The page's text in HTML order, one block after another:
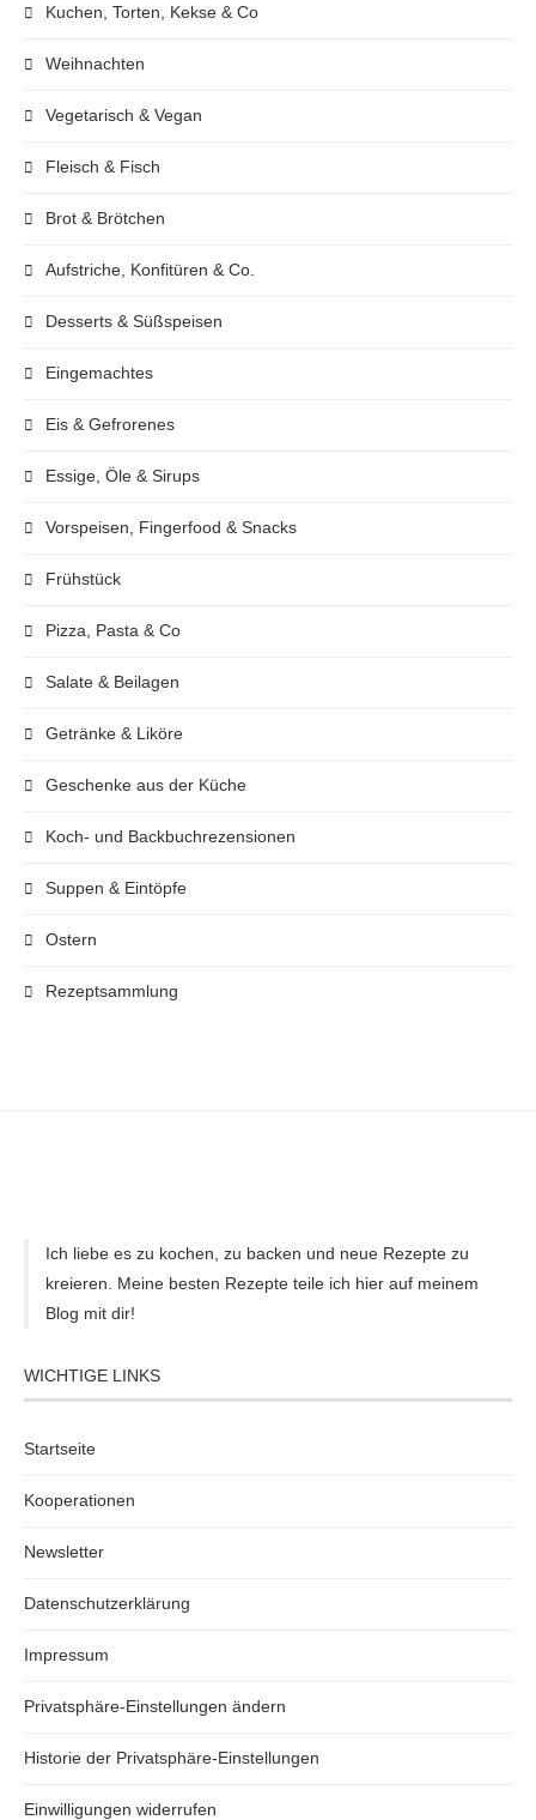
Kuchen, Torten, Kekse & Co
Weihnachten
Vegetarisch & Vegan
Fleisch & Fisch
Brot & Brötchen
Aufstriche, Konfitüren & Co.
Desserts & Süßspeisen
Eingemachtes
Eis & Gefrorenes
Essige, Öle & Sirups
Vorspeisen, Fingerfood & Snacks
Frühstück
Pizza, Pasta & Co
Salate & Beilagen
Getränke & Liköre
Geschenke aus der Küche
Koch- und Backbuchrezensionen
Suppen & Eintöpfe
Ostern
Rezeptsammlung
Ich liebe es zu kochen, zu backen und neue Rezepte zu
kreieren. Meine besten Rezepte teile ich hier auf meinem
Blog mit dir!
WICHTIGE LINKS
Startseite
Kooperationen
Newsletter
Datenschutzerklärung
Impressum
Privatsphäre-Einstellungen ändern
Historie der Privatsphäre-Einstellungen
Einwilligungen widerrufen